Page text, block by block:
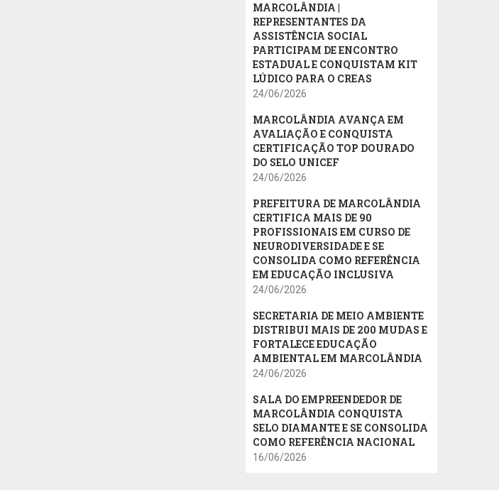
MARCOLÂNDIA |
REPRESENTANTES DA
ASSISTÊNCIA SOCIAL
PARTICIPAM DE ENCONTRO
ESTADUAL E CONQUISTAM KIT
LÚDICO PARA O CREAS
24/06/2026
MARCOLÂNDIA AVANÇA EM
AVALIAÇÃO E CONQUISTA
CERTIFICAÇÃO TOP DOURADO
DO SELO UNICEF
24/06/2026
PREFEITURA DE MARCOLÂNDIA
CERTIFICA MAIS DE 90
PROFISSIONAIS EM CURSO DE
NEURODIVERSIDADE E SE
CONSOLIDA COMO REFERÊNCIA
EM EDUCAÇÃO INCLUSIVA
24/06/2026
SECRETARIA DE MEIO AMBIENTE
DISTRIBUI MAIS DE 200 MUDAS E
FORTALECE EDUCAÇÃO
AMBIENTAL EM MARCOLÂNDIA
24/06/2026
SALA DO EMPREENDEDOR DE
MARCOLÂNDIA CONQUISTA
SELO DIAMANTE E SE CONSOLIDA
COMO REFERÊNCIA NACIONAL
16/06/2026